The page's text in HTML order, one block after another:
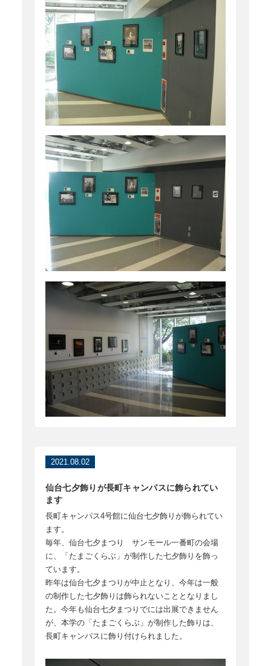
2021.08.02
仙台七夕飾りが長町キャンパスに飾られてい
ます
長町キャンパス4号館に仙台七夕飾りが飾られてい
ます。
毎年、仙台七夕まつり サンモール一番町の会場
に、「たまごくらぶ」が制作した七夕飾りを飾っ
ています。
昨年は仙台七夕まつりが中止となり、今年は一般
の制作した七夕飾りは飾られないこととなりまし
た。今年も仙台七夕まつりでには出展できません
が、本学の「たまごくらぶ」が制作した飾りは、
長町キャンパスに飾り付けられました。